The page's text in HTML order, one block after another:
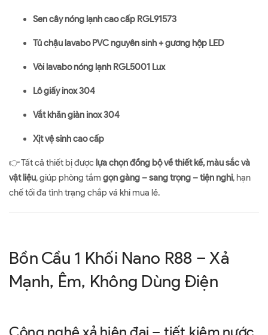
Sen cây nóng lạnh cao cấp RGL91573
Tủ chậu lavabo PVC nguyên sinh + gương hộp LED
Vòi lavabo nóng lạnh RGL5001 Lux
Lô giấy inox 304
Vắt khăn giàn inox 304
Xịt vệ sinh cao cấp
👉 Tất cả thiết bị được lựa chọn đồng bộ về thiết kế, màu sắc và
vật liệu, giúp phòng tắm gọn gàng – sang trọng – tiện nghi, hạn
chế tối đa tình trạng chắp vá khi mua lẻ.
Bồn Cầu 1 Khối Nano R88 – Xả
Mạnh, Êm, Không Dùng Điện
Công nghệ xả hiện đại – tiết kiệm nước